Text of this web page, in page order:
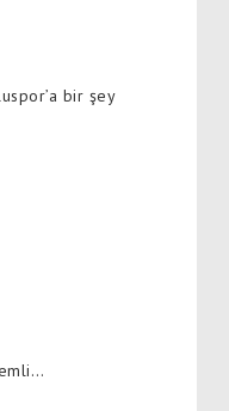
bir şey